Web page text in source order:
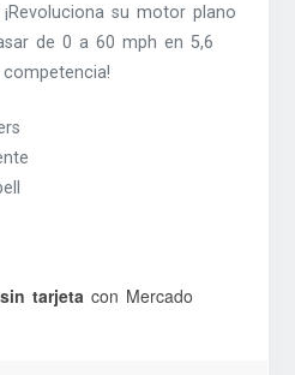
su motor plano
de 0 a 60 mph en 5,6
tarjeta con Mercado